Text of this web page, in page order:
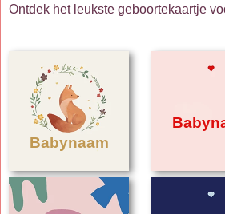
Ontdek het leukste geboortekaartje
Babynaam